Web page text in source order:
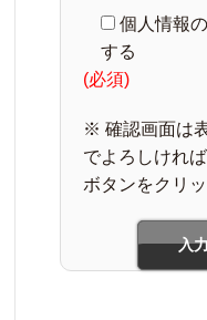
お客様より
お問い合わせ
上のための分
お客様よりお
利用目的の達
の取扱いを外
ます。
その場合は
合った委託先
個人情報
する
(必須)
※ 確認画面は
でよろしけれ
ボタンをクリ